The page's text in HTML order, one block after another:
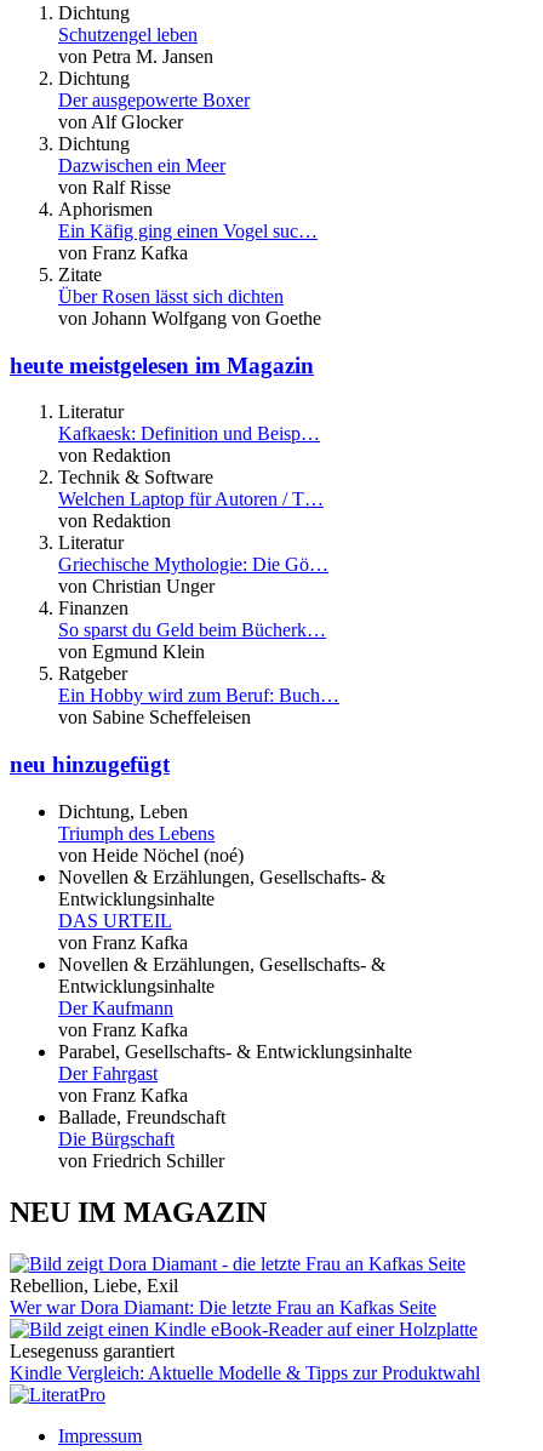
Dichtung
Schutzengel leben
von Petra M. Jansen
Dichtung
Der ausgepowerte Boxer
von Alf Glocker
Dichtung
Dazwischen ein Meer
von Ralf Risse
Aphorismen
Ein Käfig ging einen Vogel suc…
von Franz Kafka
Zitate
Über Rosen lässt sich dichten
von Johann Wolfgang von Goethe
heute meistgelesen im Magazin
Literatur
Kafkaesk: Definition und Beisp…
von Redaktion
Technik & Software
Welchen Laptop für Autoren / T…
von Redaktion
Literatur
Griechische Mythologie: Die Gö…
von Christian Unger
Finanzen
So sparst du Geld beim Bücherk…
von Egmund Klein
Ratgeber
Ein Hobby wird zum Beruf: Buch…
von Sabine Scheffeleisen
neu hinzugefügt
Dichtung, Leben
Triumph des Lebens
von Heide Nöchel (noé)
Novellen & Erzählungen, Gesellschafts- &
Entwicklungsinhalte
DAS URTEIL
von Franz Kafka
Novellen & Erzählungen, Gesellschafts- &
Entwicklungsinhalte
Der Kaufmann
von Franz Kafka
Parabel, Gesellschafts- & Entwicklungsinhalte
Der Fahrgast
von Franz Kafka
Ballade, Freundschaft
Die Bürgschaft
von Friedrich Schiller
NEU IM MAGAZIN
Rebellion, Liebe, Exil
Wer war Dora Diamant: Die letzte Frau an Kafkas Seite
Lesegenuss garantiert
Kindle Vergleich: Aktuelle Modelle & Tipps zur Produktwahl
Impressum